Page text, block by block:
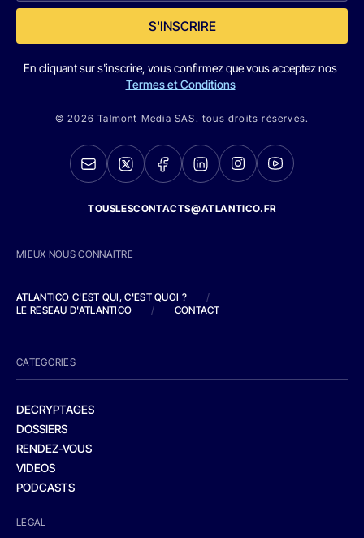
S'INSCRIRE
En cliquant sur s'inscrire, vous confirmez que vous acceptez nos
Termes et Conditions
© 2026 Talmont Media SAS. tous droits réservés.
TOUSLESCONTACTS@ATLANTICO.FR
MIEUX NOUS CONNAITRE
ATLANTICO C'EST QUI, C'EST QUOI ?
/
LE RESEAU D'ATLANTICO
/ CONTACT
CATEGORIES
DECRYPTAGES
DOSSIERS
RENDEZ-VOUS
VIDEOS
PODCASTS
LEGAL